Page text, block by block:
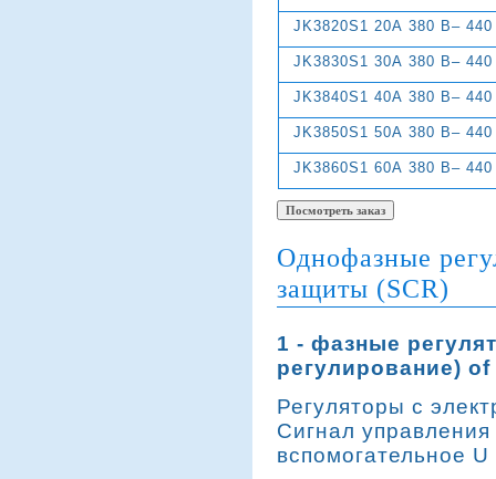
JK3820S1 20А 380 В–
JK3830S1 30А 380 В–
JK3840S1 40А 380 В–
JK3850S1 50А 380 В–
JK3860S1 60А 380 В–
Однофазные
защиты (SCR)
1 - фазные
регулирование)
Регуляторы с
Сигнал
вспомогательное